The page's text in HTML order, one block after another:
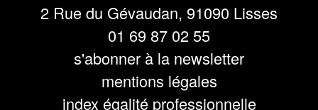
2 Rue du Gévaudan, 91090 Lisses
01 69 87 02 55
s'abonner à la newsletter
mentions légales
index égalité professionnelle